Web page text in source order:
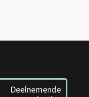
Deelnemende